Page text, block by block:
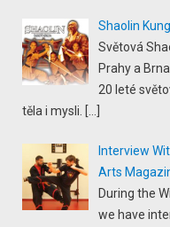
Shaolin
Světová
Prahy a
20 leté
těla i mysli.
Interview
Arts
During the
we have